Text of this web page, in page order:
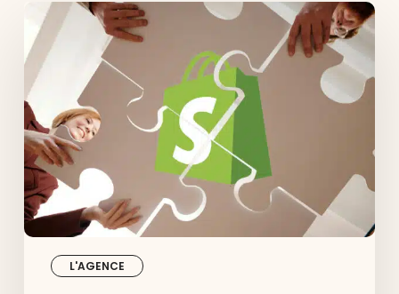
L'AGENCE
Pourquoi
faire
appel
à
un
expert
Shopify
certifié
pour
votre
boutique
e-
commerce
?